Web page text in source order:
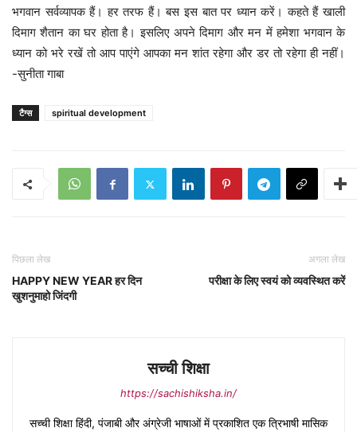
भगवान सर्वव्यापक हैं। हर तरफ हैं। बस इस बात पर ध्यान करें। कहते हैं खाली
दिमाग शैतान का घर होता है। इसलिए अपने दिमाग और मन में हमेशा भगवान के
ध्यान को भरे रखें तो आप पाएंगे आपका मन शांत रहेगा और डर तो रहेगा ही नहीं।
-सुनीता गाबा
टैग्स spiritual development
पिछला लेख
HAPPY NEW YEAR हर दिन
खुशनुमाहो जिंदगी
अगला लेख
परीक्षा के लिए स्वयं को व्यवस्थित करें
सच्ची शिक्षा
https://sachishiksha.in/
सच्ची शिक्षा हिंदी, पंजाबी और अंग्रेजी भाषाओं में प्रकाशित एक त्रिभाषी मासिक